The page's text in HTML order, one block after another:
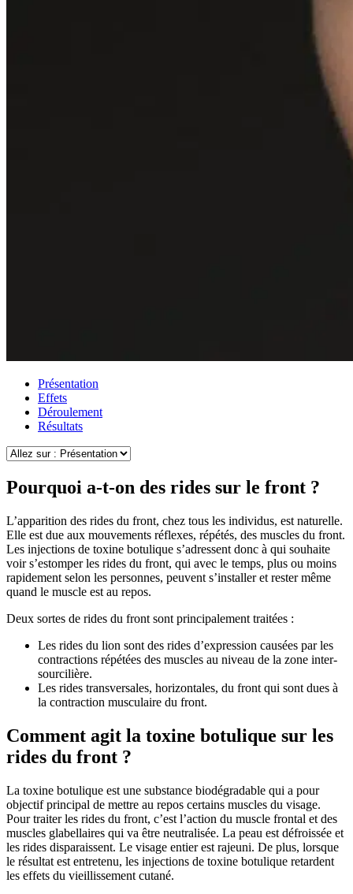
Présentation
Effets
Déroulement
Résultats
Pourquoi a-t-on des rides sur le front ?
L’apparition des rides du front, chez tous les individus, est naturelle.
Elle est due aux mouvements réflexes, répétés, des muscles du front.
Les injections de toxine botulique s’adressent donc à qui souhaite
voir s’estomper les rides du front, qui avec le temps, plus ou moins
rapidement selon les personnes, peuvent s’installer et rester même
quand le muscle est au repos.
Deux sortes de rides du front sont principalement traitées :
Les rides du lion sont des rides d’expression causées par les
contractions répétées des muscles au niveau de la zone inter-
sourcilière.
Les rides transversales, horizontales, du front qui sont dues à
la contraction musculaire du front.
Comment agit la toxine botulique sur les
rides du front ?
La toxine botulique est une substance biodégradable qui a pour
objectif principal de mettre au repos certains muscles du visage.
Pour traiter les rides du front, c’est l’action du muscle frontal et des
muscles glabellaires qui va être neutralisée. La peau est défroissée et
les rides disparaissent. Le visage entier est rajeuni. De plus, lorsque
le résultat est entretenu, les injections de toxine botulique retardent
les effets du vieillissement cutané.